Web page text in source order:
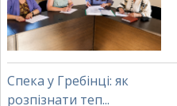
Спека у Гребінці: як
розпізнати теп...